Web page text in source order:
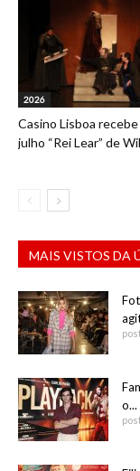
2026
Casino Lisboa
julho “Rei Lear” de
MAIS VISTOS DA
o...